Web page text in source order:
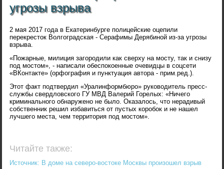
угрозы взрыва
2 мая 2017 года в Екатеринбурге полицейские оцепили
перекресток Волгоградская - Серафимы Дерябиной из-за угрозы
взрыва.
«Пожарные, милиция загородили как сверху на мосту, так и снизу
под мостом», - написали обеспокоенные очевидцы в соцсети
«ВКонтакте» (орфография и пунктуация автора - прим.ред.).
Этот факт подтвердил «Уралинформбюро» руководитель пресс-
службы свердловского ГУ МВД Валерий Горелых: «Ничего
криминального обнаружено не было. Оказалось, что нерадивый
собственник решил избавиться от пустых коробок и не нашел
лучшего места, чем территория под мостом».
Читайте также:
Источник: В доме на северо-востоке Москвы произошел взрыв